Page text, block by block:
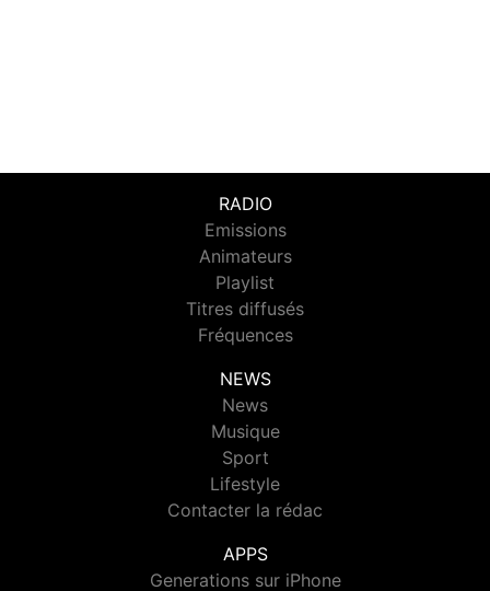
RADIO
Emissions
Animateurs
Playlist
Titres diffusés
Fréquences
NEWS
News
Musique
Sport
Lifestyle
Contacter la rédac
APPS
Generations sur iPhone